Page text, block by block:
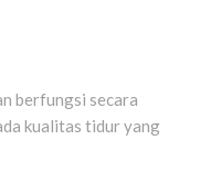
berfungsi secara
kualitas tidur yang